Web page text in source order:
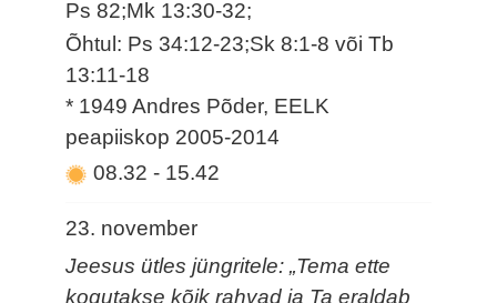
Ps 82;Mk 13:30-32;
Õhtul: Ps 34:12-23;Sk 8:1-8 või Tb
13:11-18
* 1949 Andres Põder, EELK
peapiiskop 2005-2014
08.32- 15.42
23. november
Jeesus ütles jüngritele: „Tema ette
kogutakse kõik rahvad ja Ta eraldab